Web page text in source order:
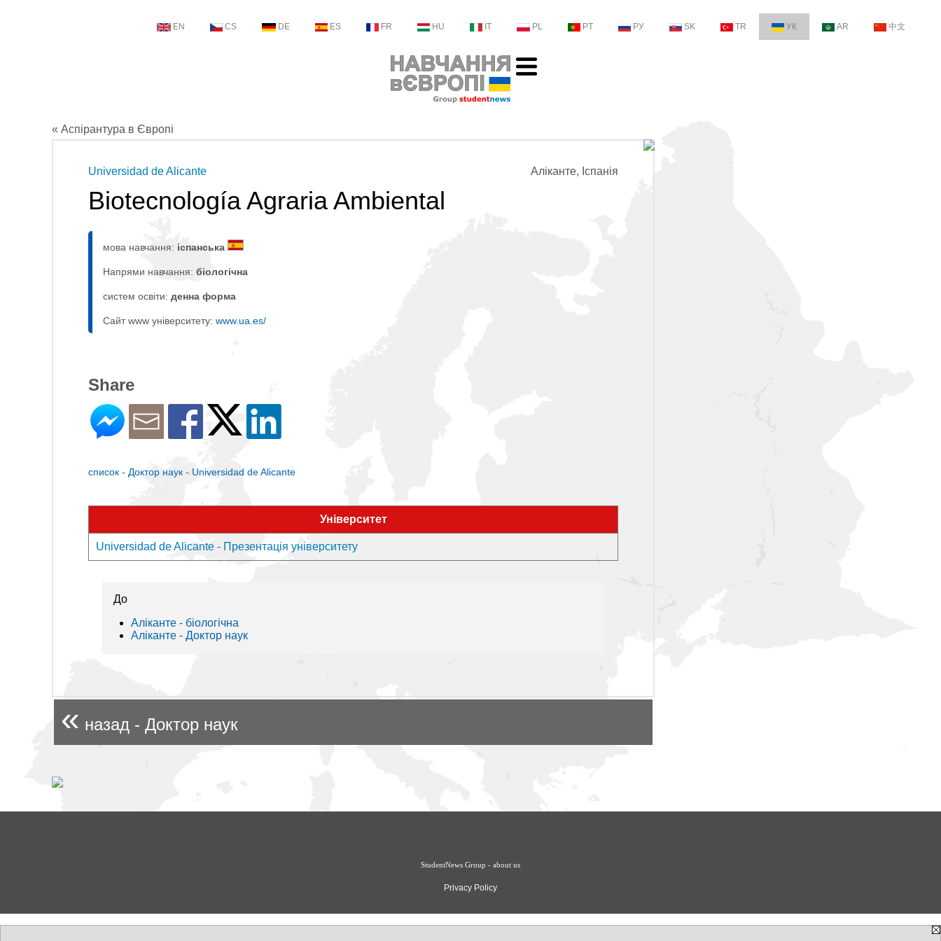
EN CS DE ES FR HU IT PL PT РУ SK TR УК AR 中文
« Аспірантура в Європі
Аліканте, Іспанія
Universidad de Alicante
Biotecnología Agraria Ambiental
мова навчання: іспанська
Напрями навчання: біологічна
систем освіти: денна форма
Сайт www університету: www.ua.es/
Share
список - Доктор наук - Universidad de Alicante
Університет
Universidad de Alicante - Презентація університету
До
Аліканте - біологічна
Аліканте - Доктор наук
« назад - Доктор наук
StudentNews Group - about us
Privacy Policy